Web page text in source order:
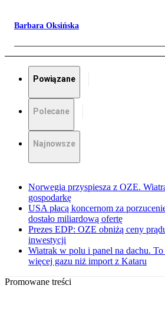
Barbara Oksińska
Powiązane
Polecane
Najnowsze
Norwegia przyspiesza z OZE.
gospodarkę
USA płacą koncernom za
dostało miliardową ofertę
Prezes EDP: OZE obniżą ceny
inwestycji
Wiatrak w polu i panel na dachu.
więcej gazu niż import z Kataru
Promowane treści